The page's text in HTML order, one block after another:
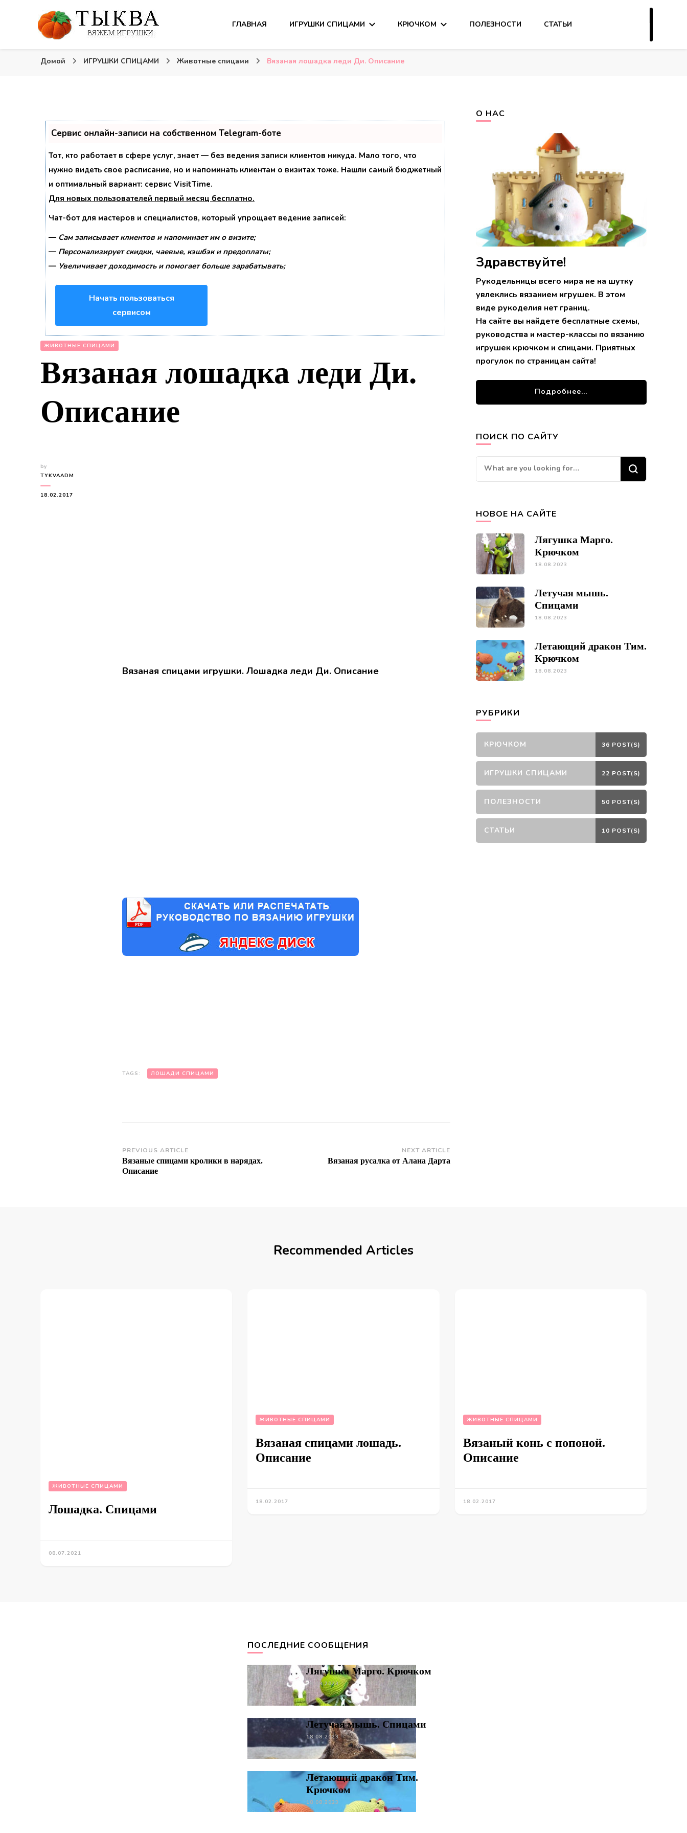
Тыква: Вяжем игрушки
ГЛАВНАЯ ИГРУШКИ СПИЦАМИ КРЮЧКОМ ПОЛЕЗНОСТИ СТАТЬИ
Домой ИГРУШКИ СПИЦАМИ Животные спицами Вязаная лошадка леди Ди. Описание
Сервис онлайн-записи на собственном Telegram-боте
Тот, кто работает в сфере услуг, знает — без ведения записи клиентов никуда. Мало того, что
нужно видеть свое расписание, но и напоминать клиентам о визитах тоже. Нашли самый бюджетный
и оптимальный вариант: сервис VisitTime.
Для новых пользователей первый месяц бесплатно.
Чат-бот для мастеров и специалистов, который упрощает ведение записей:
— Сам записывает клиентов и напоминает им о визите;
— Персонализирует скидки, чаевые, кэшбэк и предоплаты;
— Увеличивает доходимость и помогает больше зарабатывать;
Начать пользоваться
сервисом
ЖИВОТНЫЕ СПИЦАМИ
Вязаная лошадка леди Ди.
Описание
by
TYKVAADM
18.02.2017
Вязаная спицами игрушки. Лошадка леди Ди. Описание
TAGS: ЛОШАДИ СПИЦАМИ
Post
Navigation
PREVIOUS ARTICLE
Вязаные спицами кролики в нарядах.
Описание
NEXT ARTICLE
Вязаная русалка от Алана Дарта
О НАС
Здравствуйте!
Рукодельницы всего мира не на шутку
увлеклись вязанием игрушек. В этом
виде рукоделия нет границ.
На сайте вы найдете бесплатные схемы,
руководства и мастер-классы по вязанию
игрушек крючком и спицами. Приятных
прогулок по страницам сайта!
Подробнее...
ПОИСК ПО САЙТУ
Looking
for
НОВОЕ НА САЙТЕ
Лягушка Марго.
Крючком
18.08.2023
Летучая мышь.
Спицами
18.08.2023
Летающий дракон Тим.
Крючком
18.08.2023
РУБРИКИ
КРЮЧКОМ 36 POST(S)
ИГРУШКИ СПИЦАМИ 22 POST(S)
ПОЛЕЗНОСТИ 50 POST(S)
СТАТЬИ 10 POST(S)
Recommended Articles
ЖИВОТНЫЕ СПИЦАМИ
Лошадка. Спицами
08.07.2021
ЖИВОТНЫЕ СПИЦАМИ
Вязаная спицами лошадь.
Описание
18.02.2017
ЖИВОТНЫЕ СПИЦАМИ
Вязаный конь с попоной.
Описание
18.02.2017
ПОСЛЕДНИЕ СООБЩЕНИЯ
Лягушка Марго. Крючком
18.08.2023
Летучая мышь. Спицами
18.08.2023
Летающий дракон Тим.
Крючком
18.08.2023